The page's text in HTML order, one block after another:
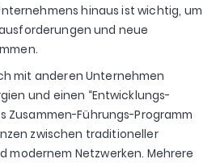
hinaus ist wichtig, um
und neue
mit anderen Unternehmen
und einen “Entwicklungs-
Zusammen-Führungs-Programm
zwischen traditioneller
modernem Netzwerken. Mehrere